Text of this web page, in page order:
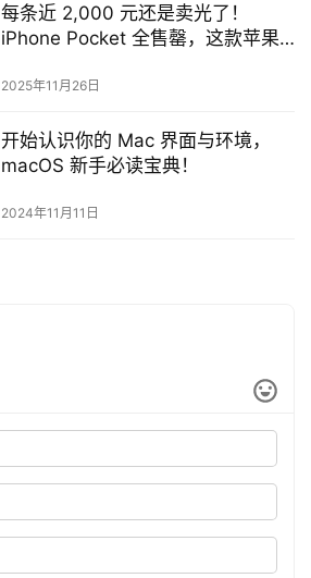
每条近 2,000 元还是卖光了！
iPhone Pocket 全售罄，这款苹果
2025年11月26日
开始认识你的 Mac 界面与环境，
macOS 新手必读宝典！
2024年11月11日